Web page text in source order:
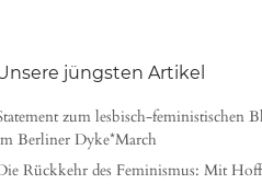
jüngsten Artikel
zum lesbisch-feministischen
Berliner Dyke*March
Rückkehr des Feminismus: Mit